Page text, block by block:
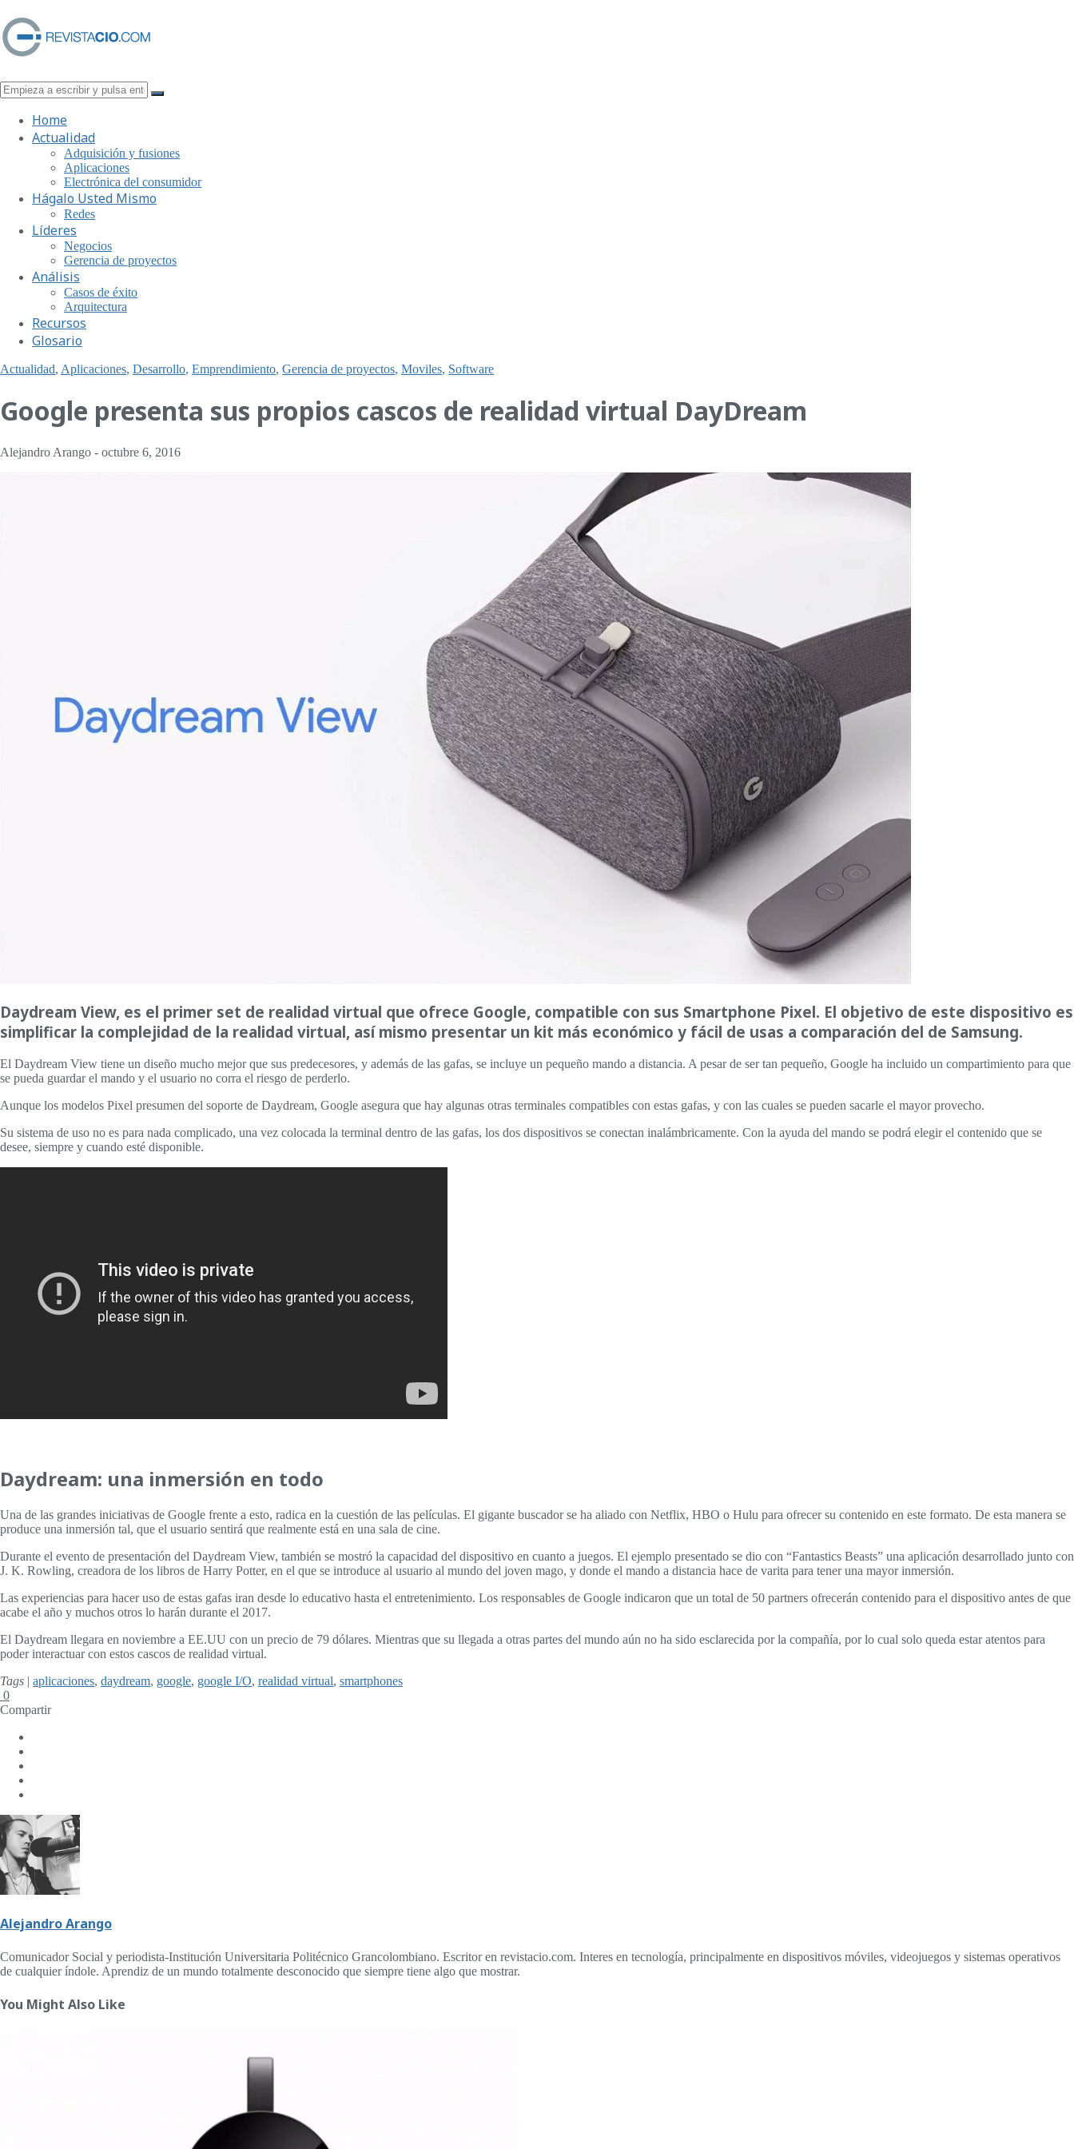
Home
Actualidad
Adquisición y fusiones
Aplicaciones
Electrónica del consumidor
Hágalo Usted Mismo
Redes
Líderes
Negocios
Gerencia de proyectos
Análisis
Casos de éxito
Arquitectura
Recursos
Glosario
Actualidad, Aplicaciones, Desarrollo, Emprendimiento, Gerencia de proyectos, Moviles, Software
Google presenta sus propios cascos de realidad virtual DayDream
Alejandro Arango - octubre 6, 2016
Daydream View, es el primer set de realidad virtual que ofrece Google, compatible con sus Smartphone Pixel. El objetivo de este dispositivo es
simplificar la complejidad de la realidad virtual, así mismo presentar un kit más económico y fácil de usas a comparación del de Samsung.
El Daydream View tiene un diseño mucho mejor que sus predecesores, y además de las gafas, se incluye un pequeño mando a distancia. A pesar de ser tan pequeño, Google ha incluido un compartimiento para que
se pueda guardar el mando y el usuario no corra el riesgo de perderlo.
Aunque los modelos Pixel presumen del soporte de Daydream, Google asegura que hay algunas otras terminales compatibles con estas gafas, y con las cuales se pueden sacarle el mayor provecho.
Su sistema de uso no es para nada complicado, una vez colocada la terminal dentro de las gafas, los dos dispositivos se conectan inalámbricamente. Con la ayuda del mando se podrá elegir el contenido que se
desee, siempre y cuando esté disponible.
Daydream: una inmersión en todo
Una de las grandes iniciativas de Google frente a esto, radica en la cuestión de las películas. El gigante buscador se ha aliado con Netflix, HBO o Hulu para ofrecer su contenido en este formato. De esta manera se
produce una inmersión tal, que el usuario sentirá que realmente está en una sala de cine.
Durante el evento de presentación del Daydream View, también se mostró la capacidad del dispositivo en cuanto a juegos. El ejemplo presentado se dio con “Fantastics Beasts” una aplicación desarrollado junto con
J. K. Rowling, creadora de los libros de Harry Potter, en el que se introduce al usuario al mundo del joven mago, y donde el mando a distancia hace de varita para tener una mayor inmersión.
Las experiencias para hacer uso de estas gafas iran desde lo educativo hasta el entretenimiento. Los responsables de Google indicaron que un total de 50 partners ofrecerán contenido para el dispositivo antes de que
acabe el año y muchos otros lo harán durante el 2017.
El Daydream llegara en noviembre a EE.UU con un precio de 79 dólares. Mientras que su llegada a otras partes del mundo aún no ha sido esclarecida por la compañía, por lo cual solo queda estar atentos para
poder interactuar con estos cascos de realidad virtual.
Tags | aplicaciones, daydream, google, google I/O, realidad virtual, smartphones
0
Compartir
Alejandro Arango
Comunicador Social y periodista-Institución Universitaria Politécnico Grancolombiano. Escritor en revistacio.com. Interes en tecnología, principalmente en dispositivos móviles, videojuegos y sistemas operativos
de cualquier índole. Aprendiz de un mundo totalmente desconocido que siempre tiene algo que mostrar.
You Might Also Like